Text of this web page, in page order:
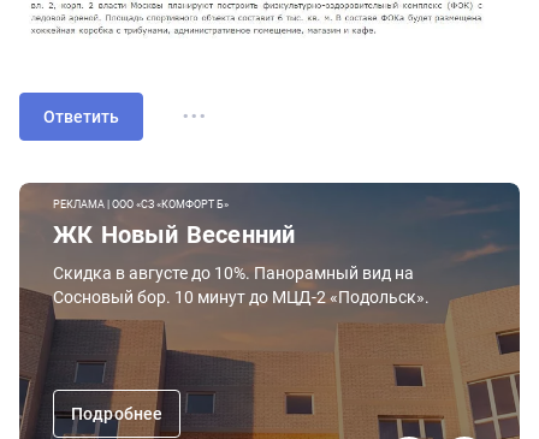
Ответить ...
РЕКЛАМА | ООО «СЗ «КОМФОРТ Б»
ЖК Новый Весенний
Скидка в августе до 10%. Панорамный вид на
Сосновый бор. 10 минут до МЦД-2 «Подольск».
Подробнее